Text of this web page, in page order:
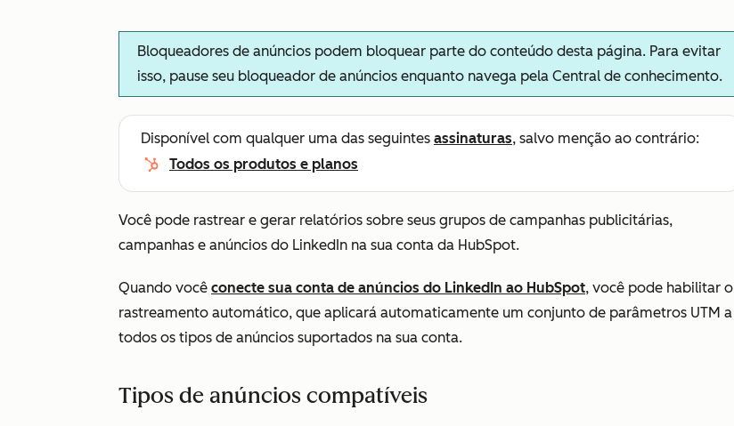
Bloqueadores de anúncios podem bloquear parte do conteúdo desta página. Para evitar
isso, pause seu bloqueador de anúncios enquanto navega pela Central de conhecimento.
Disponível com qualquer uma das seguintes assinaturas, salvo menção ao contrário:
Todos os produtos e planos
Você pode rastrear e gerar relatórios sobre seus grupos de campanhas publicitárias,
campanhas e anúncios do LinkedIn na sua conta da HubSpot.
Quando você conecte sua conta de anúncios do LinkedIn ao HubSpot, você pode habilitar o
rastreamento automático, que aplicará automaticamente um conjunto de parâmetros UTM a
todos os tipos de anúncios suportados na sua conta.
Tipos de anúncios compatíveis